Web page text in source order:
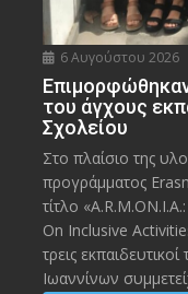
6 Αυγούστου 2026
του άγχους
Σχολείου
Στο πλαίσιο της
προγράμματος
τίτλο
On Inclusive
τρεις
Ιωαννίνων